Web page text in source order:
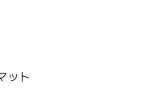
ット